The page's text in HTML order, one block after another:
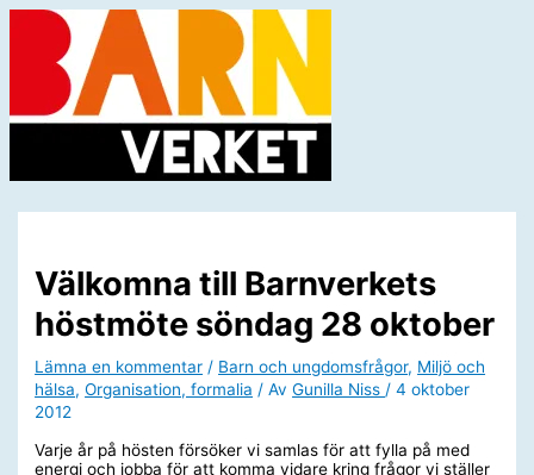
Hoppa
innehåll
Välkomna till Barnverkets
höstmöte söndag 28 oktober
Lämna en kommentar / Barn och ungdomsfrågor, Miljö och
hälsa,Organisation, formalia / AvGunilla Niss/4 oktober
2012
Varje år på hösten försöker vi samlas för att fylla på med
energi och jobba för att komma vidare kring frågor vi ställer